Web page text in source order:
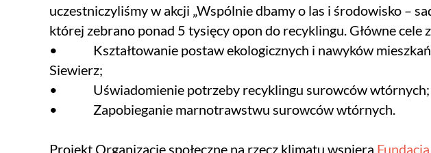
uczestniczyliśmy w akcji „Wspólnie dbamy o las i środowisko –
której zebrano ponad 5 tysięcy opon do recyklingu. Główne cele
• Kształtowanie postaw ekologicznych i nawyków
Siewierz;
• Uświadomienie potrzeby recyklingu surowców wtórnych;
• Zapobieganie marnotrawstwu surowców wtórnych.
Projekt Organizacje społeczne na rzecz klimatu wspiera